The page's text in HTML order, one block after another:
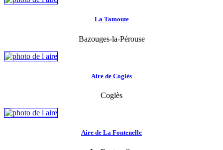
La Tamoute
Bazouges-la-Pérouse
Aire de Coglès
Coglès
Aire de La Fontenelle